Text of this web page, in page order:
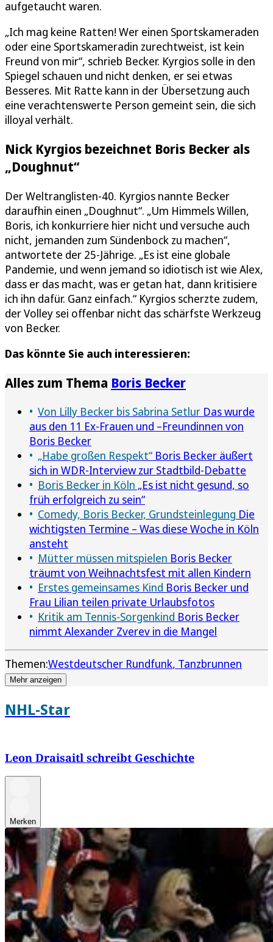
aufgetaucht waren.
„Ich mag keine Ratten! Wer einen Sportskameraden
oder eine Sportskameradin zurechtweist, ist kein
Freund von mir“, schrieb Becker. Kyrgios solle in den
Spiegel schauen und nicht denken, er sei etwas
Besseres. Mit Ratte kann in der Übersetzung auch
eine verachtenswerte Person gemeint sein, die sich
illoyal verhält.
Nick Kyrgios bezeichnet Boris Becker als
„Doughnut“
Der Weltranglisten-40. Kyrgios nannte Becker
daraufhin einen „Doughnut“. „Um Himmels Willen,
Boris, ich konkurriere hier nicht und versuche auch
nicht, jemanden zum Sündenbock zu machen“,
antwortete der 25-Jährige. „Es ist eine globale
Pandemie, und wenn jemand so idiotisch ist wie Alex,
dass er das macht, was er getan hat, dann kritisiere
ich ihn dafür. Ganz einfach.“ Kyrgios scherzte zudem,
der Volley sei offenbar nicht das schärfste Werkzeug
von Becker.
Das könnte Sie auch interessieren:
Alles zum Thema Boris Becker
Von Lilly Becker bis Sabrina Setlur Das wurde
aus den 11 Ex-Frauen und –Freundinnen von
Boris Becker
„Habe großen Respekt“ Boris Becker äußert
sich in WDR-Interview zur Stadtbild-Debatte
Boris Becker in Köln „Es ist nicht gesund, so
früh erfolgreich zu sein“
Comedy, Boris Becker, Grundsteinlegung Die
wichtigsten Termine – Was diese Woche in Köln
ansteht
Mütter müssen mitspielen Boris Becker
träumt von Weihnachtsfest mit allen Kindern
Erstes gemeinsames Kind Boris Becker und
Frau Lilian teilen private Urlaubsfotos
Kritik am Tennis-Sorgenkind Boris Becker
nimmt Alexander Zverev in die Mangel
Themen:Westdeutscher Rundfunk Tanzbrunnen
Mehr anzeigen
NHL-Star
Leon Draisaitl schreibt Geschichte
Merken